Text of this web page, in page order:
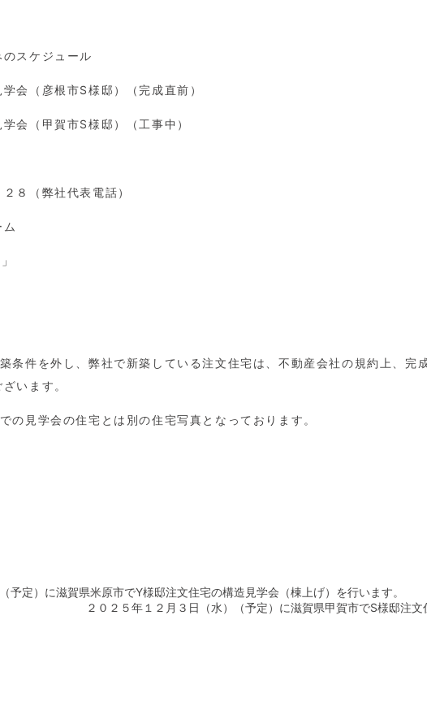
スケジュール
会（彦根市S様邸）（完成直前）
会（甲賀市S様邸）（工事中）
８（弊社代表電話）
」
条件を外し、弊社で新築している注文住宅は、不動産会社の規約上、完
います。
の見学会の住宅とは別の住宅写真となっております。
予定）に滋賀県米原市でY様邸注文住宅の構造見学会（棟上げ）を行います。
２０２５年１２月３日（水）（予定）に滋賀県甲賀市でS様邸注